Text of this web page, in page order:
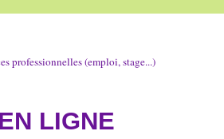
professionnelles (emploi, stage...)
LIGNE